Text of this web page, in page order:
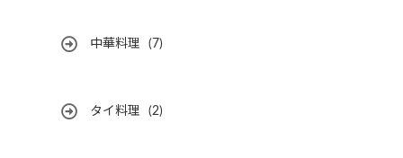
中華料理 (7)
タイ料理 (2)